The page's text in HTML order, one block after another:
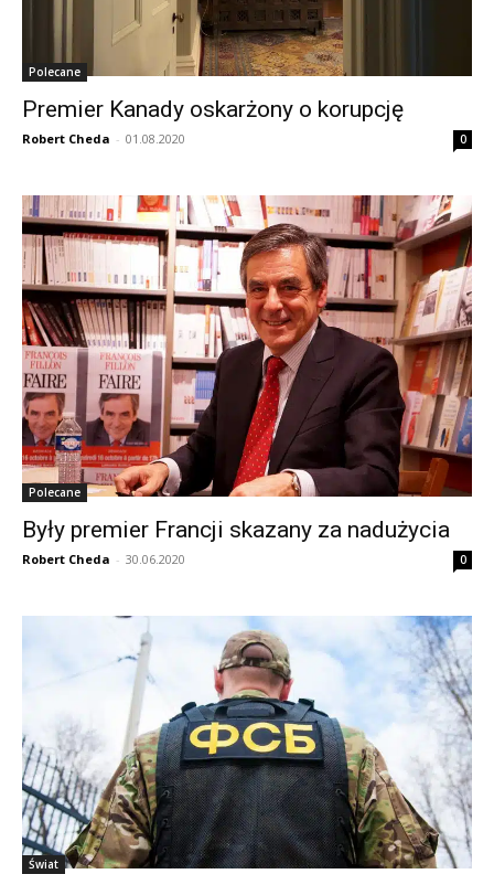
Polecane
Premier Kanady oskarżony o korupcję
Robert Cheda - 01.08.2020 0
Polecane
Były premier Francji skazany za nadużycia
Robert Cheda - 30.06.2020 0
Świat